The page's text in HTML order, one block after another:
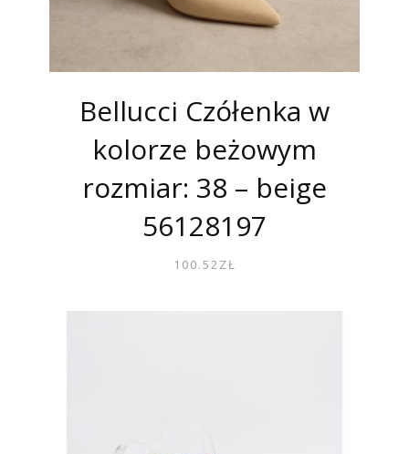
Bellucci Czółenka w
kolorze beżowym
rozmiar: 38 – beige
56128197
100.52ZŁ